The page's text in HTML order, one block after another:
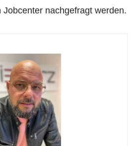
nachgefragt werden.